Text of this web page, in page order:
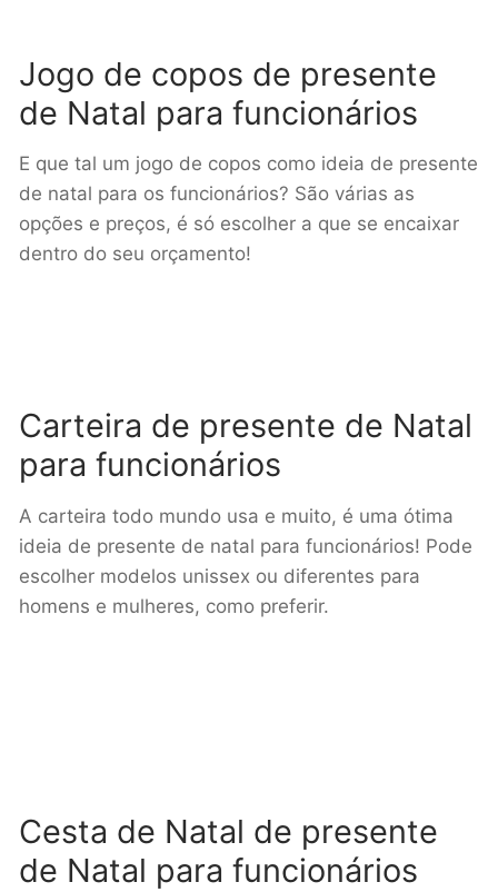
Jogo de copos de presente
de Natal para funcionários
E que tal um jogo de copos como ideia de presente
de natal para os funcionários? São várias as
opções e preços, é só escolher a que se encaixar
dentro do seu orçamento!
Carteira de presente de Natal
para funcionários
A carteira todo mundo usa e muito, é uma ótima
ideia de presente de natal para funcionários! Pode
escolher modelos unissex ou diferentes para
homens e mulheres, como preferir.
Cesta de Natal de presente
de Natal para funcionários